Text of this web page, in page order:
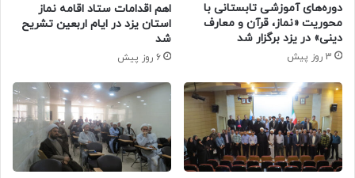
دوره‌های آموزشی تابستانی با
محوریت «نماز، قرآن و معارف
دینی» در یزد برگزار شد
3 روز پیش
اهم اقدامات ستاد اقامه نماز
استان یزد در ایام اربعین تشریح
شد
6 روز پیش